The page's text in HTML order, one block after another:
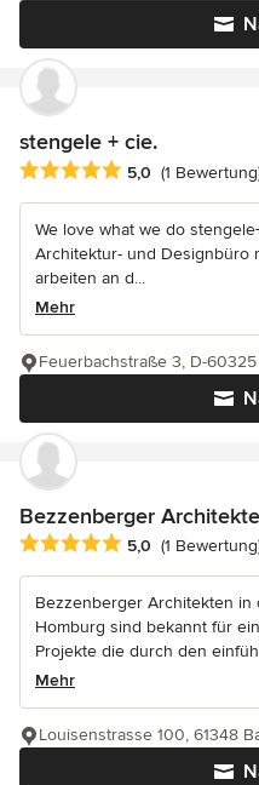
stengele + cie.
Durchschnittliche
5,0 (1
We love what we do
Architektur- und Designbüro
arbeiten an d...
Mehr
Feuerbachstraße 3, D-
Bezzenberger
Durchschnittliche
5,0 (1
Bezzenberger Architekten in
Homburg sind bekannt für
Projekte die durch den
Mehr
Louisenstrasse 100, 61348